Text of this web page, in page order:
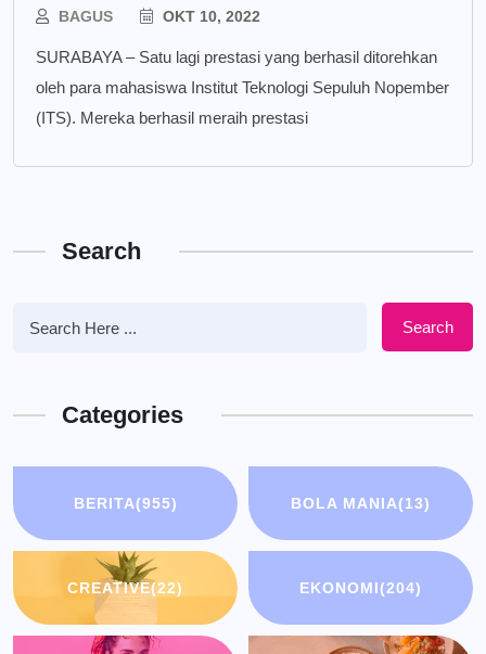
BAGUS OKT 10, 2022
SURABAYA – Satu lagi prestasi yang berhasil ditorehkan
oleh para mahasiswa Institut Teknologi Sepuluh Nopember
(ITS). Mereka berhasil meraih prestasi
Search
Search
Categories
BERITA(955) BOLA MANIA(13)
CREATIVE(22) EKONOMI(204)